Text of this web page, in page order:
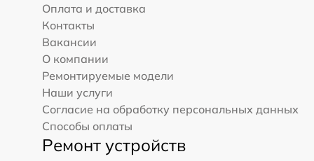
Оплата и доставка
Контакты
Вакансии
О компании
Ремонтируемые модели
Наши услуги
Согласие на обработку персональных данных
Способы оплаты
Ремонт устройств